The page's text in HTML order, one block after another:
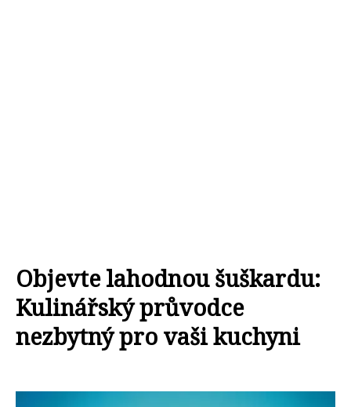
Objevte lahodnou šuškardu:
Kulinářský průvodce
nezbytný pro vaši kuchyni